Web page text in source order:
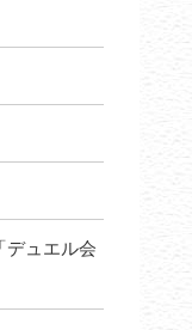
デュエル会